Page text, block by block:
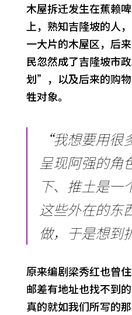
木屋拆迁发生在蕉赖
上，熟知吉隆坡的人
一大片的木屋区，后
民忽然成了吉隆坡市
划”，以及后来的购
牲对象。
“我想要用很
呈现阿强的角
下、推土是一
这些外在的东
做，于是想到
原来编剧梁秀红也曾
邮差有地址也找不到
真的就如我们所写的